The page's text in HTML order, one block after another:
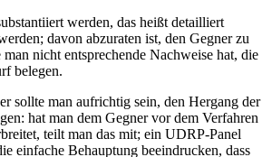
werden, das heißt detailliert
davon abzuraten ist, den Gegner zu
nicht entsprechende Nachweise hat, die
belegen.
sollte man aufrichtig sein, den Hergang der
hat man dem Gegner vor dem Verfahren
teilt man das mit; ein UDRP-Panel
einfache Behauptung beeindrucken, dass